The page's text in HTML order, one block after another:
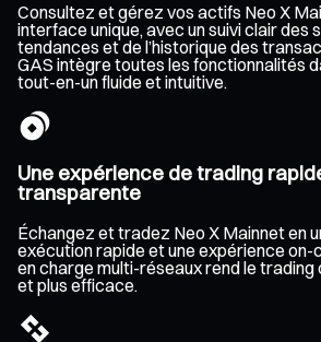
Consultez et gérez vos actifs Neo X
interface unique, avec un suivi clair des
tendances et de l’historique des
GAS intègre toutes les fonctionnalités
tout-en-un fluide et intuitive.
Une expérience de trading
transparente
Échangez et tradez Neo X Mainnet en
exécution rapide et une expérience on-
en charge multi-réseaux rend le trading
et plus efficace.